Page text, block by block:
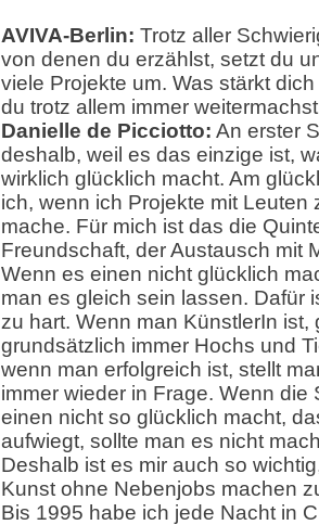
AVIVA-Berlin: Trotz aller
von denen du erzählst, setzt du
viele Projekte um. Was stärkt
du trotz allem immer
Danielle de Picciotto: An erster
deshalb, weil es das einzige ist,
wirklich glücklich macht. Am
ich, wenn ich Projekte mit Leuten
mache. Für mich ist das die
Freundschaft, der Austausch mit
Wenn es einen nicht glücklich
man es gleich sein lassen. Dafür
zu hart. Wenn man KünstlerIn ist,
grundsätzlich immer Hochs und
wenn man erfolgreich ist, stellt
immer wieder in Frage. Wenn die
einen nicht so glücklich macht,
aufwiegt, sollte man es nicht
Deshalb ist es mir auch so
Kunst ohne Nebenjobs machen
Bis 1995 habe ich jede Nacht in